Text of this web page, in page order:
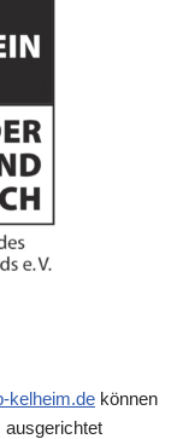
kelheim.de können
ausgerichtet